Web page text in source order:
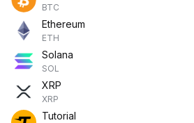
BTC
Ethereum
ETH
Solana
SOL
XRP
XRP
Tutorial